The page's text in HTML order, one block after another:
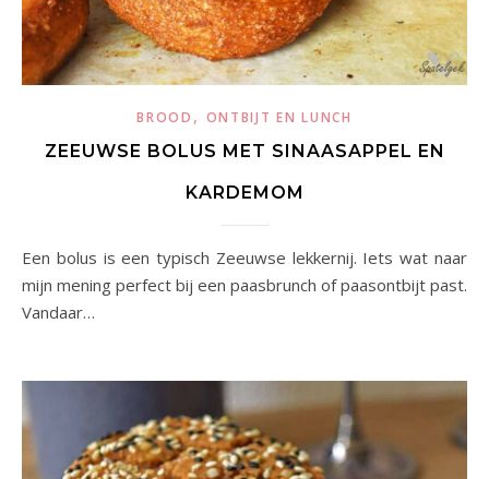
BROOD , ONTBIJT EN LUNCH
ZEEUWSE BOLUS MET SINAASAPPEL EN
KARDEMOM
Een bolus is een typisch Zeeuwse lekkernij. Iets wat naar
mijn mening perfect bij een paasbrunch of paasontbijt past.
Vandaar…